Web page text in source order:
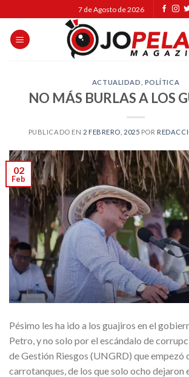
to
content
7 de Agosto de 2026
ACTUALIDAD POLÍTICA
NO MÁS BURLAS A LOS
PUBLICADO EN 2 FEBRERO, 2025 POR
02
Feb
Pésimo les ha ido a los guajiros en el
Petro, y no solo por el escándalo de
de Gestión Riesgos (UNGRD) que empezó
carrotanques, de los que solo ocho dejaron